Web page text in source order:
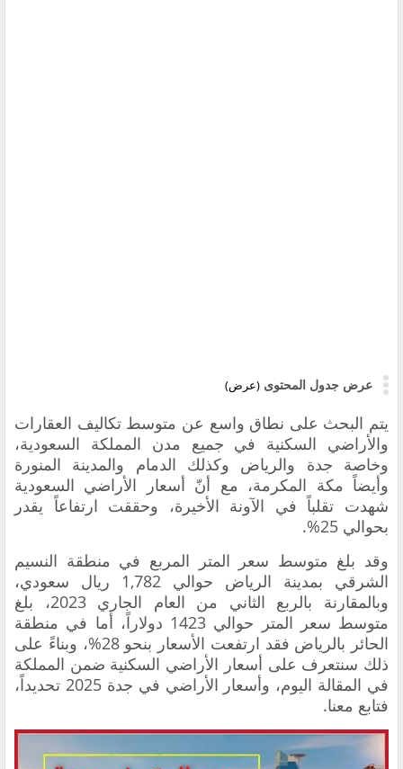
عرض جدول المحتوى (عرض)
يتم البحث على نطاق واسع عن متوسط ​​تكاليف العقارات
والأراضي السكنية في جميع مدن المملكة السعودية،
وخاصة جدة والرياض وكذلك الدمام والمدينة المنورة
وأيضاً مكة المكرمة، مع أنّ أسعار الأراضي السعودية
شهدت تقلباً في الآونة الأخيرة، وحققت ارتفاعاً يقدر
بحوالي 25%.
وقد بلغ متوسط ​​سعر المتر المربع في منطقة النسيم
الشرقي بمدينة الرياض حوالي 1,782 ريال سعودي،
وبالمقارنة بالربع الثاني من العام الجاري 2023، بلغ
متوسط ​​سعر المتر حوالي 1423 دولاراً، أما في منطقة
الحائر بالرياض فقد ارتفعت الأسعار بنحو 28%، وبناءً على
ذلك سنتعرف على أسعار الأراضي السكنية ضمن المملكة
في المقالة اليوم، وأسعار الأراضي في جدة 2025 تحديداً،
فتابع معنا.